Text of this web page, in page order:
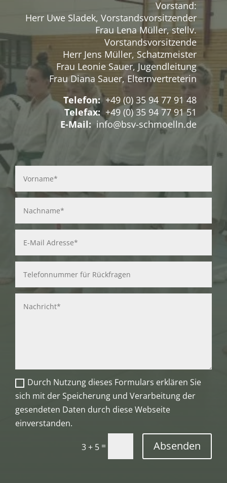
Vorstand:
Herr Uwe Sladek, Vorstandsvorsitzender
Frau Lena Müller, stellv.
Vorstandsvorsitzende
Herr Jens Müller, Schatzmeister
Frau Leonie Sauer, Jugendleitung
Frau Diana Sauer, Elternvertreterin
Telefon:+49 (0) 35 94 77 91 48
Telefax: +49 (0) 35 94 77 91 51
E-Mail: info@bsv-schmoelln.de
Durch Nutzung dieses Formulars erklären Sie
sich mit der Speicherung und Verarbeitung der
gesendeten Daten durch diese Webseite
einverstanden.
3 + 5 = Absenden